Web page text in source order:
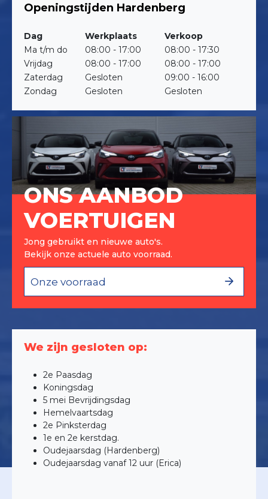
Openingstijden Hardenberg
Dag Werkplaats
Verkoop
Ma t/m do
08:00 - 17:00
08:00 - 17:30
Vrijdag
08:00 - 17:00
08:00 - 17:00
Zaterdag
Gesloten
09:00 - 16:00
Zondag
Gesloten Gesloten
ONS AANBOD
VOERTUIGEN
Jong gebruikt en nieuwe auto's.
Bekijk onze actuele auto voorraad.
Onze voorraad
We zijn gesloten op:
2e Paasdag
Koningsdag
5 mei Bevrijdingsdag
Hemelvaartsdag
2e Pinksterdag
1e en 2e kerstdag.
Oudejaarsdag (Hardenberg)
Oudejaarsdag vanaf 12 uur (Erica)